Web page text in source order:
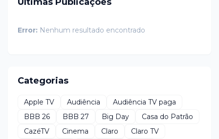
Error: Nenhum resultado encontrado
Categorias
Apple TV Audiência
Audiência TV paga
BBB 26
BBB 27 Big Day
Casa do Patrão
CazéTV
Cinema Claro
Claro TV